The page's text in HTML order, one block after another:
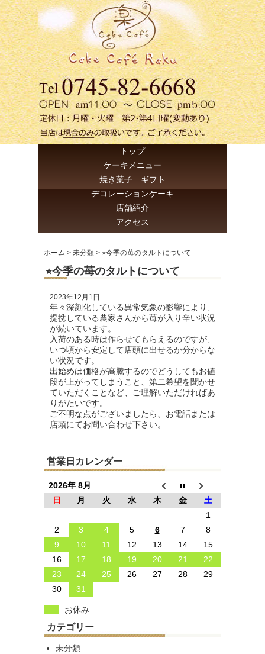
トップ
ケーキメニュー
焼き菓子 ギフト
デコレーションケーキ
店舗紹介
アクセス
ホーム > 未分類 > ⭐︎今季の苺のタルトについて
⭐︎今季の苺のタルトについて
2023年12月1日
年々深刻化している異常気象の影響により、
提携している農家さんから苺が入り辛い状況
が続いています。
入荷のある時は作らせてもらえるのですが、
いつ頃から安定して店頭に出せるか分からな
い状況です。
出始めは価格が高騰するのでどうしてもお値
段が上がってしまうこと、第二希望を聞かせ
ていただくことなど、ご理解いただければあ
りがたいです。
ご不明な点がございましたら、お電話または
店頭にてお問い合わせ下さい。
営業日カレンダー
2026年 8月
日
月 火 水 木 金
土
1
2
3 4 5 6 7
8
9
10 11 12 13 14
15
16
17 18 19 20 21
22
23
24 25 26 27 28
29
30
31
お休み
カテゴリー
未分類